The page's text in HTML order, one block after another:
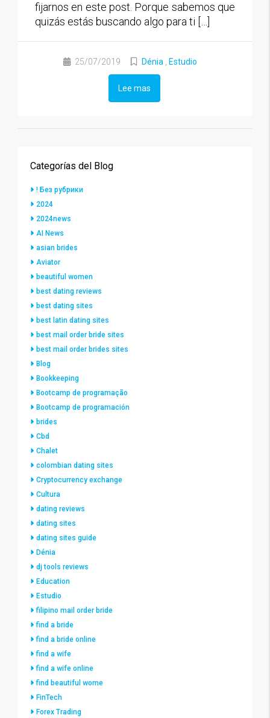
fijarnos en este post. Porque sabemos que
quizás estás buscando algo para ti […]
25/07/2019 Dénia , Estudio
Lee mas
Categorías del Blog
! Без рубрики
2024
2024news
AI News
asian brides
Aviator
beautiful women
best dating reviews
best dating sites
best latin dating sites
best mail order bride sites
best mail order brides sites
Blog
Bookkeeping
Bootcamp de programação
Bootcamp de programación
brides
Cbd
Chalet
colombian dating sites
Cryptocurrency exchange
Cultura
dating reviews
dating sites
dating sites guide
Dénia
dj tools reviews
Education
Estudio
filipino mail order bride
find a bride
find a bride online
find a wife
find a wife online
find beautiful wome
FinTech
Forex Trading